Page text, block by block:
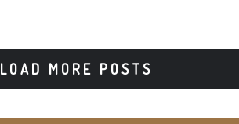
LOAD MORE POSTS